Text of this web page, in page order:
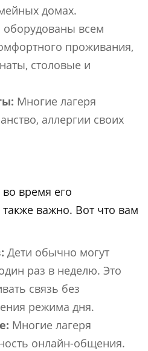
домах.
всем
проживания,
столовые и
Многие лагеря
аллергии своих
время его
важно. Вот что вам
Дети обычно могут
раз в неделю. Это
связь без
режима дня.
Многие лагеря
онлайн-общения.